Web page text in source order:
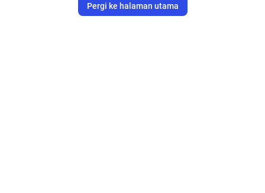
Pergi ke halaman utama